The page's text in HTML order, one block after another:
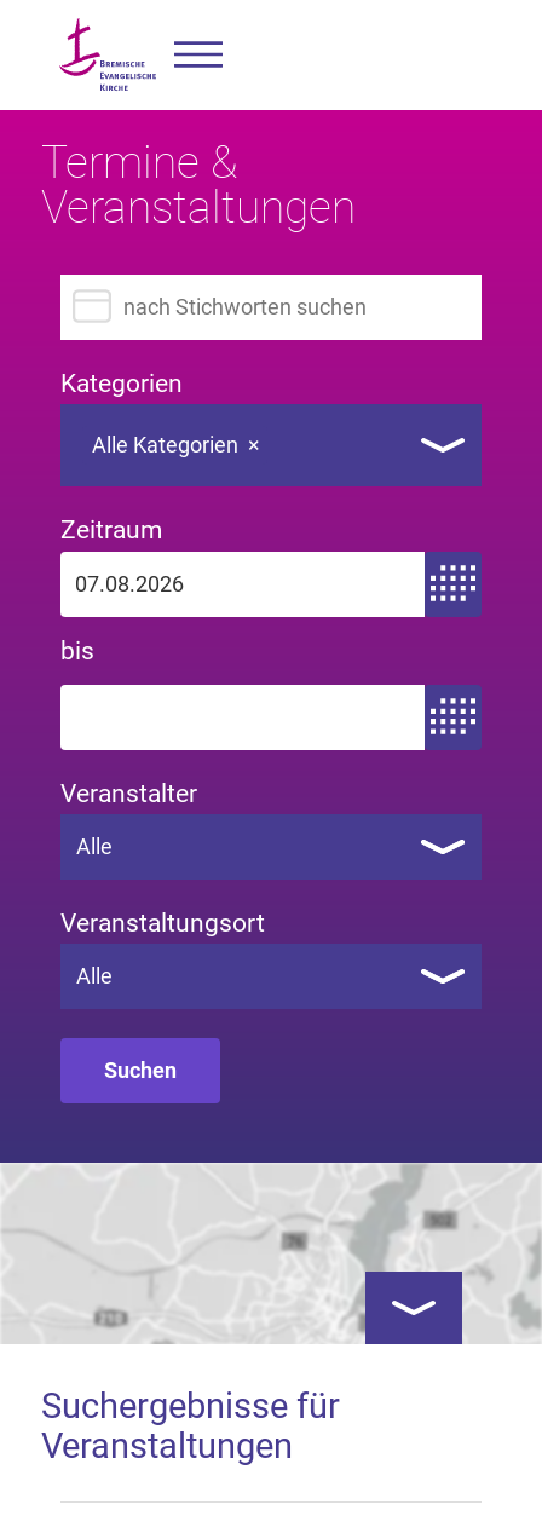
Termine &
Veranstaltungen
Suchbegriff eingeben
Kategorien
×
Alle Kategorien
Zeitraum
Zeitraum von
bis
Zeitraum bis
Veranstalter
Alle
Veranstaltungsort
Alle
Kartenansicht
Suchergebnisse für
Veranstaltungen